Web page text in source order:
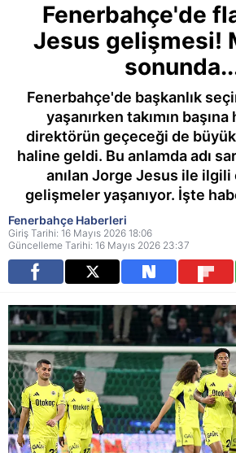
Fenerbahçe'de
Jesus gelişmesi!
Fenerbahçe'de başkanlık
yaşanırken takımın
direktörün geçeceği de
haline geldi. Bu anlamda adı
anılan Jorge Jesus ile
gelişmeler yaşanıyor. İşte
Fenerbahçe Haberleri
Giriş Tarihi: 16 Mayıs 2026 18:06
Güncelleme Tarihi: 16 Mayıs 2026 23:37